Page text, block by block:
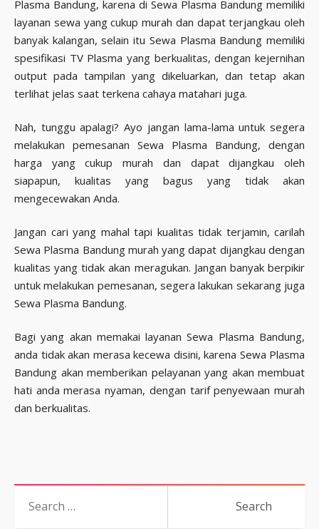
Plasma Bandung, karena di Sewa Plasma Bandung memiliki
layanan sewa yang cukup murah dan dapat terjangkau oleh
banyak kalangan, selain itu Sewa Plasma Bandung memiliki
spesifikasi TV Plasma yang berkualitas, dengan kejernihan
output pada tampilan yang dikeluarkan, dan tetap akan
terlihat jelas saat terkena cahaya matahari juga.
Nah, tunggu apalagi? Ayo jangan lama-lama untuk segera
melakukan pemesanan Sewa Plasma Bandung, dengan
harga yang cukup murah dan dapat dijangkau oleh
siapapun, kualitas yang bagus yang tidak akan
mengecewakan Anda.
Jangan cari yang mahal tapi kualitas tidak terjamin, carilah
Sewa Plasma Bandung murah yang dapat dijangkau dengan
kualitas yang tidak akan meragukan. Jangan banyak berpikir
untuk melakukan pemesanan, segera lakukan sekarang juga
Sewa Plasma Bandung.
Bagi yang akan memakai layanan Sewa Plasma Bandung,
anda tidak akan merasa kecewa disini, karena Sewa Plasma
Bandung akan memberikan pelayanan yang akan membuat
hati anda merasa nyaman, dengan tarif penyewaan murah
dan berkualitas.
for: